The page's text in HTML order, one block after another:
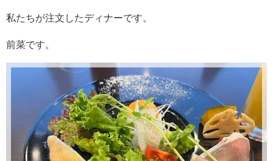
私たちが注文したディナーです。
前菜です。